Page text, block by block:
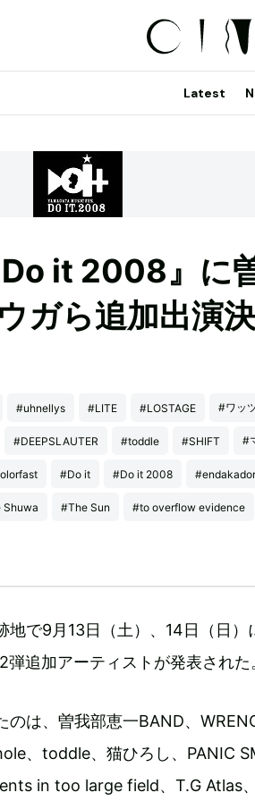
Latest
it 2008』に
ガら追加出演
#uhnellys #LITE #LOSTAGE #ワッ
#DEEPSLAUTER #toddle #SHIFT #
#Do it #Do it 2008
Shuwa #The Sun #to overflow evidence
地で9月13日（土）、14日（日
追加アーティストが発表された
のは、曽我部恵一BAND、
、toddle、猫ひろし、PANIC
in too large field、T.G Atlas